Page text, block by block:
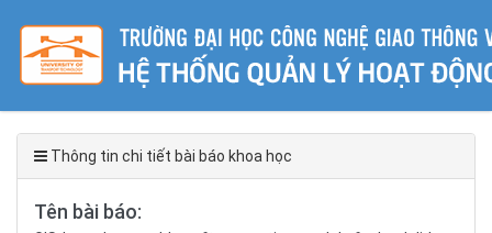
Thông tin chi tiết bài báo khoa học
Tên bài báo: